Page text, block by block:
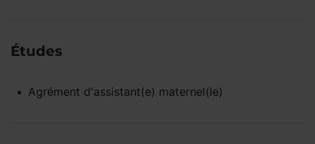
Études
Agrément d'assistant(e) maternel(le)